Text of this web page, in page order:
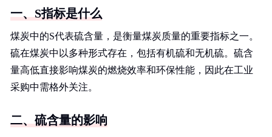
一、S指标是什么
煤炭中的S代表硫含量，是衡量煤炭质量的重要指标之一。
硫在煤炭中以多种形式存在，包括有机硫和无机硫。硫含
量高低直接影响煤炭的燃烧效率和环保性能，因此在工业
采购中需格外关注。
二、硫含量的影响